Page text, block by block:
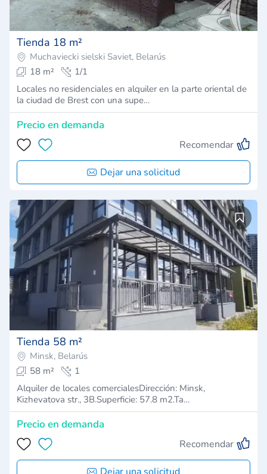
Tienda 18 m²
Muchaviecki sielski Saviet, Belarús
18 m²
1/1
Locales no residenciales en alquiler en la parte oriental de
la ciudad de Brest con una supe…
Precio en demanda
Recomendar
Dejar una solicitud
Tienda 58 m²
Minsk, Belarús
58 m²
1
Alquiler de locales comercialesDirección: Minsk,
Kizhevatova str., 3B.Superficie: 57.8 m2.Ta…
Precio en demanda
Recomendar